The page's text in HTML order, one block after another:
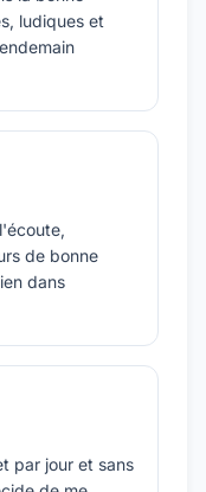
ludiques et
de bonne
dans
par jour et sans